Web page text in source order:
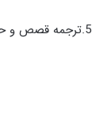
5.ترجمه قصص و حکایات المرضی، ص 24-26.